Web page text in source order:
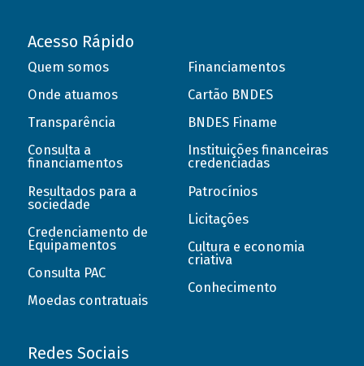
Acesso Rápido
Quem somos
Onde atuamos
Transparência
Consulta a
financiamentos
Resultados para a
sociedade
Credenciamento de
Equipamentos
Consulta PAC
Moedas contratuais
Financiamentos
Cartão BNDES
BNDES Finame
Instituições financeiras
credenciadas
Patrocínios
Licitações
Cultura e economia
criativa
Conhecimento
Redes Sociais